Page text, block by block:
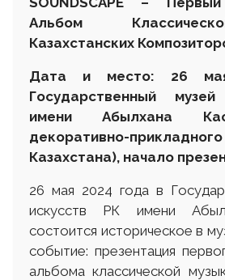
Альбом
Казахстанских
Дата и место: 26
Государственный
имени Абылхана
декоративно-
Казахстана), начало
26 мая 2024 года в
искусств РК имени
состоится историческое в
событие: презентация
альбома классической